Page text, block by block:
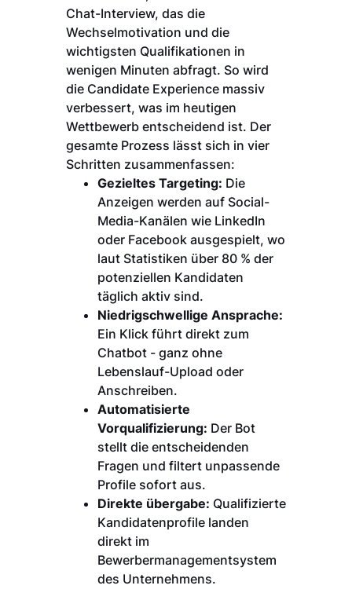
Chat-Interview, das die
Wechselmotivation und die
wichtigsten Qualifikationen in
wenigen Minuten abfragt. So wird
die Candidate Experience massiv
verbessert, was im heutigen
Wettbewerb entscheidend ist. Der
gesamte Prozess lässt sich in vier
Schritten zusammenfassen:
Gezieltes Targeting: Die
Anzeigen werden auf Social-
Media-Kanälen wie LinkedIn
oder Facebook ausgespielt, wo
laut Statistiken über 80 % der
potenziellen Kandidaten
täglich aktiv sind.
Niedrigschwellige Ansprache:
Ein Klick führt direkt zum
Chatbot - ganz ohne
Lebenslauf-Upload oder
Anschreiben.
Automatisierte
Vorqualifizierung: Der Bot
stellt die entscheidenden
Fragen und filtert unpassende
Profile sofort aus.
Direkte übergabe: Qualifizierte
Kandidatenprofile landen
direkt im
Bewerbermanagementsystem
des Unternehmens.